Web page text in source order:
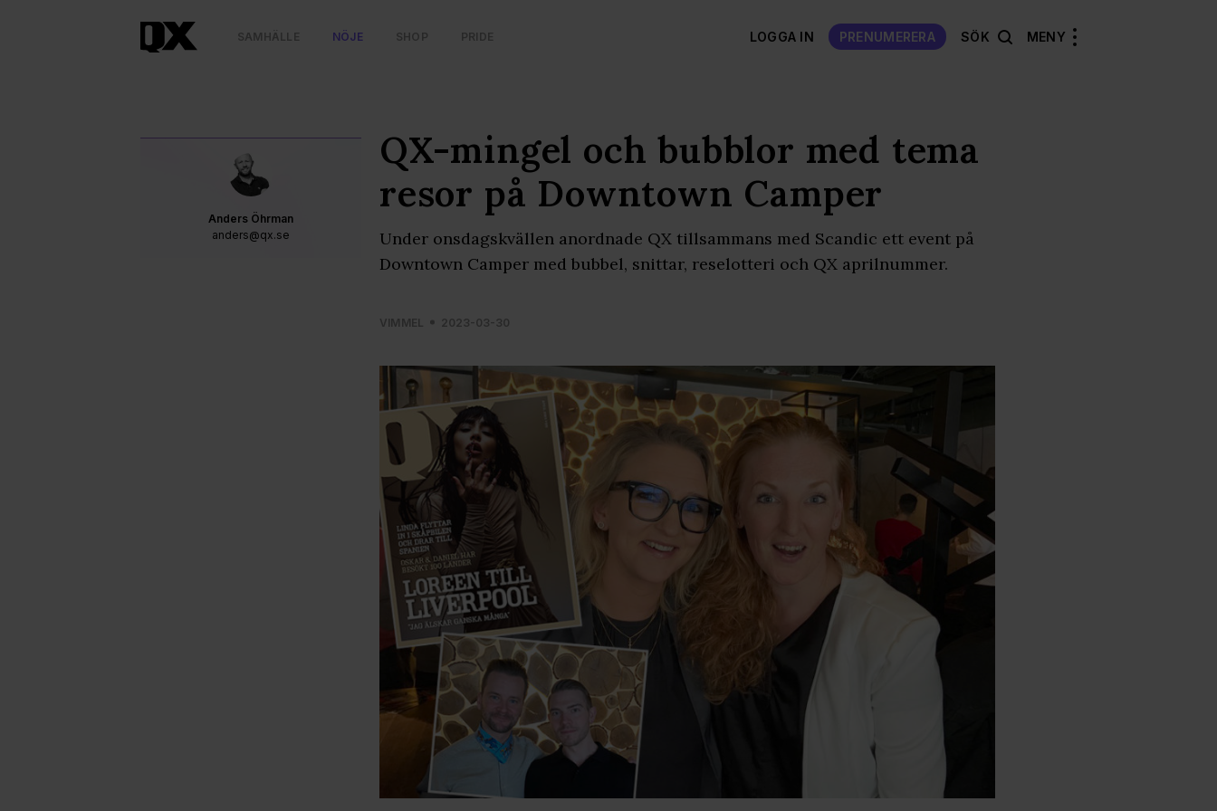
SAMHÄLLE NÖJE SHOP PRIDE LOGGA IN PRENUMERERA SÖK MENY
Anders Öhrman
anders@qx.se
QX-mingel och bubblor med tema
resor på Downtown Camper
Under onsdagskvällen anordnade QX tillsammans med Scandic ett event på
Downtown Camper med bubbel, snittar, reselotteri och QX aprilnummer.
VIMMEL 2023-03-30